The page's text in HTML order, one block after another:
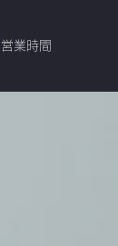
営業時間